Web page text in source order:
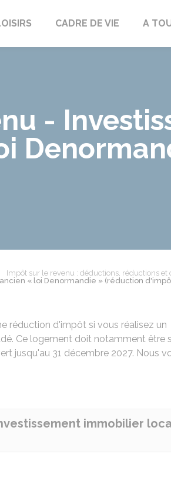
CADRE DE VIE A
-
Impôt sur le revenu : déductions, réductions et
« loi Denormandie » (réduction
réduction d'impôt si vous réalisez un
Ce logement doit notamment être
jusqu'au 31 décembre 2027. Nous
immobilier